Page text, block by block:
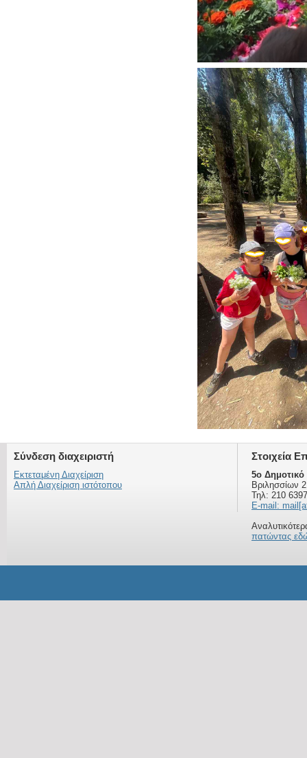
Σύνδεση διαχειριστή
Εκτεταμένη Διαχείριση
Απλή Διαχείριση ιστότοπου
Στοιχεία
5ο Δημοτικό
Βριλησσίων
Τηλ: 210
E-mail:
πατώντας